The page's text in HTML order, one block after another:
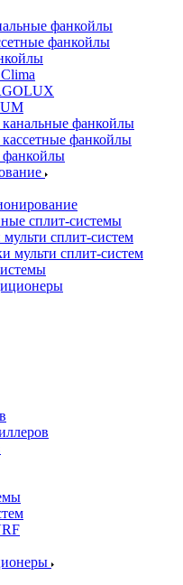
фанкойлы
фанкойлы
фанкойлы
фанкойлы
фанкойлы
сплит-системы
сплит-систем
мульти сплит-систем